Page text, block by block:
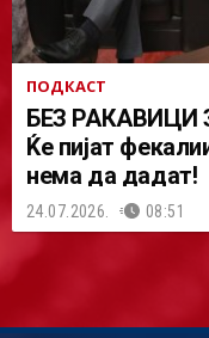
ПОДКАСТ
БЕЗ РАКАВИЦИ
Ќе пијат
нема да дадат!
24.07.2026. 08:51